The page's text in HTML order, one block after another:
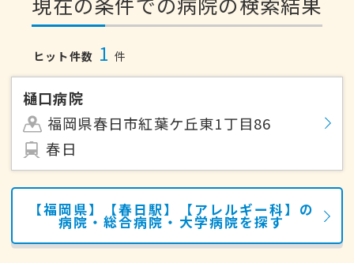
ヒット件数 1 件
樋口病院
福岡県春日市紅葉ケ丘東1丁目86
春日
【福岡県】【春日駅】【アレルギー科】の
病院・総合病院・大学病院を探す